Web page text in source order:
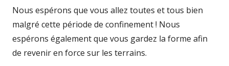
Nous espérons que vous allez toutes et tous bien
malgré cette période de confinement ! Nous
espérons également que vous gardez la forme afin
de revenir en force sur les terrains.